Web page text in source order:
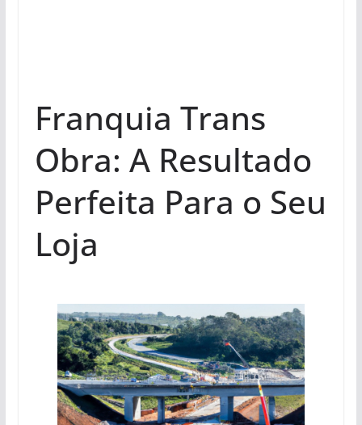
Franquia Trans
Obra: A Resultado
Perfeita Para o Seu
Loja